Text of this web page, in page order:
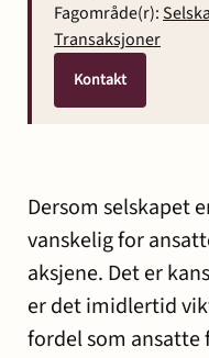
Fagområde(r):
Transaksjoner
Kontakt
Dersom selskapet
vanskelig for
aksjene. Det er
er det imidlertid
fordel som ansatte